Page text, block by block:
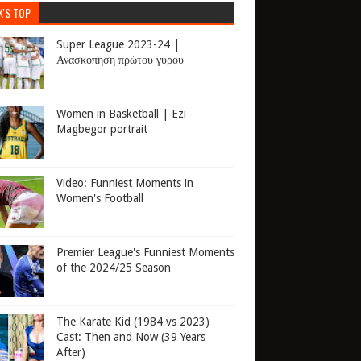
TOP
Super League 2023-24 |
Ανασκόπηση πρώτου γύρου
Women in Basketball | Ezi
Magbegor portrait
Video: Funniest Moments in
Women's Football
Premier League's Funniest Moments
of the 2024/25 Season
The Karate Kid (1984 vs 2023)
Cast: Then and Now (39 Years
After)